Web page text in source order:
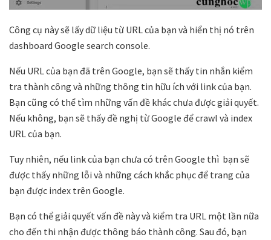
Công cụ này sẽ lấy dữ liệu từ URL của bạn và hiển thị nó trên
dashboard Google search console.
Nếu URL của bạn đã trên Google, bạn sẽ thấy tin nhắn kiểm
tra thành công và những thông tin hữu ích với link của bạn.
Bạn cũng có thể tìm những vấn đề khác chưa được giải quyết.
Nếu không, bạn sẽ thấy đề nghị từ Google để crawl và index
URL của bạn.
Tuy nhiên, nếu link của bạn chưa có trên Google thì bạn sẽ
được thấy những lỗi và những cách khắc phục để trang của
bạn được index trên Google.
Bạn có thể giải quyết vấn đề này và kiểm tra URL một lần nữa
cho đến thi nhận được thông báo thành công. Sau đó, bạn